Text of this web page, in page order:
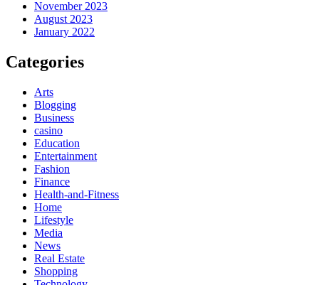
November 2023
August 2023
January 2022
Categories
Arts
Blogging
Business
casino
Education
Entertainment
Fashion
Finance
Health-and-Fitness
Home
Lifestyle
Media
News
Real Estate
Shopping